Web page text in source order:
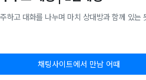
하고 대화를 나누며 마치 상대방과 함께 있는
채팅사이트에서 만남 어때